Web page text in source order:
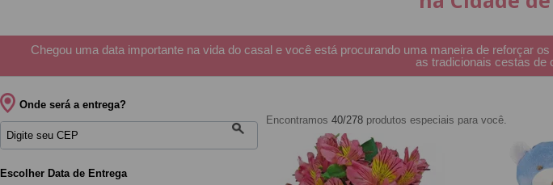
Chegou uma data importante na vida do casal e você está procurando uma maneira de reforçar
as tradicionais cestas de
Onde será a entrega?
Escolher Data de Entrega
Encontramos40/278 produtos especiais para você.